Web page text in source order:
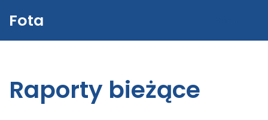
Fota
Raporty bieżące